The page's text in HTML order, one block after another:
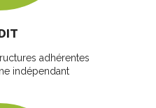
adhérentes
indépendant